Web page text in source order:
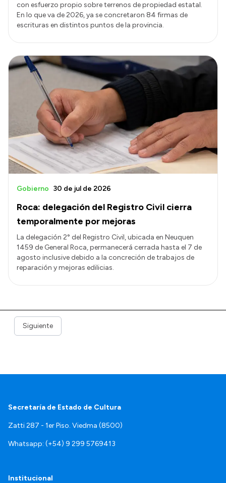
con esfuerzo propio sobre terrenos de propiedad estatal.
En lo que va de 2026, ya se concretaron 84 firmas de
escrituras en distintos puntos de la provincia.
Roca: delegación del Registro Civil cierra
temporalmente por mejoras
Gobierno 30 de jul de 2026
La delegación 2° del Registro Civil, ubicada en Neuquen
1459 de General Roca, permanecerá cerrada hasta el 7 de
agosto inclusive debido a la concreción de trabajos de
reparación y mejoras edilicias.
Siguiente
Secretaría de Estado de Cultura
Zatti 287 - 1er Piso. Viedma (8500)
Whatsapp: (+54) 9 299 5769413
Institucional